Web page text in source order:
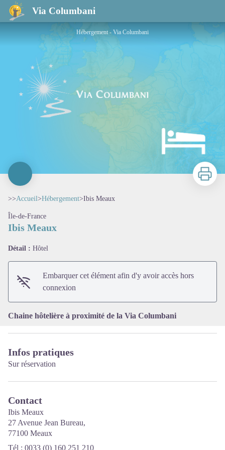
Via Columbani
Ibis Meaux
Hébergement - Via Columbani
Imprimer
>>Accueil>Hébergement>Ibis Meaux
Île-de-France
Ibis Meaux
Détail : Hôtel
Embarquer cet élément afin d'y avoir accès hors
connexion
Chaine hôtelière à proximité de la Via Columbani
Infos pratiques
Sur réservation
Contact
Ibis Meaux
27 Avenue Jean Bureau,
77100 Meaux
Tél : 0033 (0) 160 251 210